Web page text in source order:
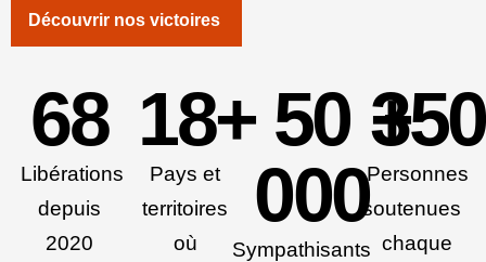
Découvrir nos victoires
Libérations
depuis
2020
68
Pays et
territoires
où
18+
Sympathisants
50
000
+
Personnes
soutenues
chaque
350